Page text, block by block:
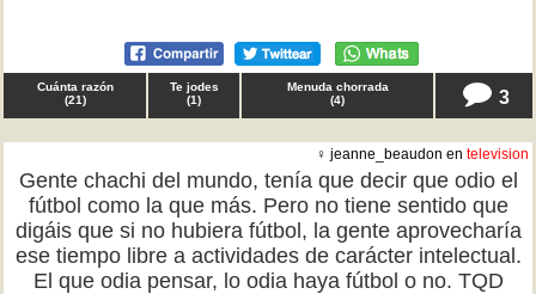
Cuánta razón
(21)
Te jodes
(1)
Menuda chorrada
(4) 3
♀ jeanne_beaudon en television
Gente chachi del mundo, tenía que decir que odio el
fútbol como la que más. Pero no tiene sentido que
digáis que si no hubiera fútbol, la gente aprovecharía
ese tiempo libre a actividades de carácter intelectual.
El que odia pensar, lo odia haya fútbol o no. TQD